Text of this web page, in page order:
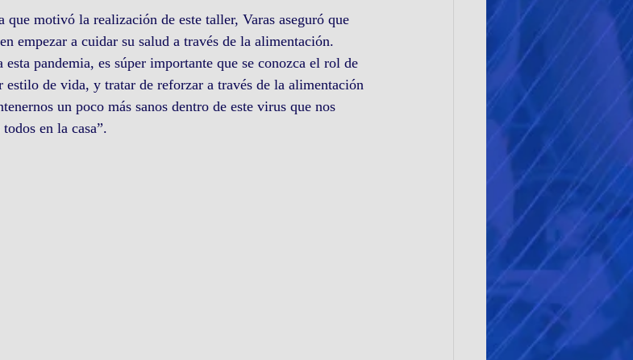
motivó la realización de este taller, Varas aseguró que
empezar a cuidar su salud a través de la alimentación.
pandemia, es súper importante que se conozca el rol de
de vida, y tratar de reforzar a través de la alimentación
un poco más sanos dentro de este virus que nos
en la casa”.